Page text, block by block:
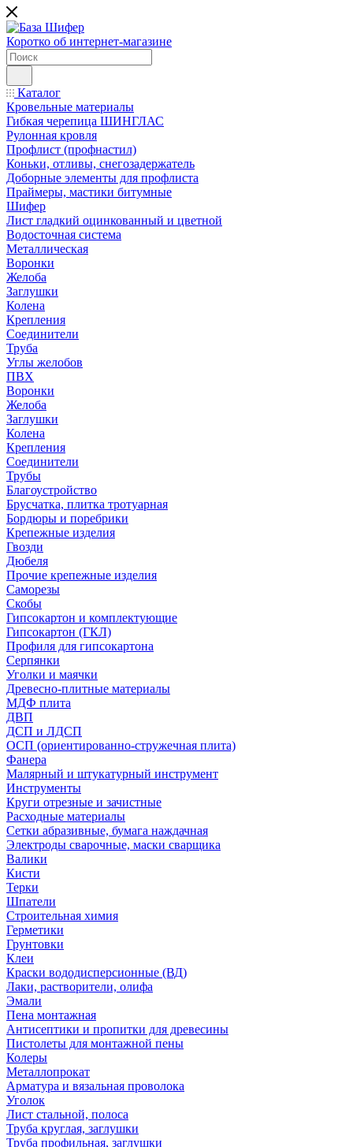
Коротко об интернет-магазине
Каталог
Кровельные материалы
Гибкая черепица ШИНГЛАС
Рулонная кровля
Профлист (профнастил)
Коньки, отливы, снегозадержатель
Доборные элементы для профлиста
Праймеры, мастики битумные
Шифер
Лист гладкий оцинкованный и цветной
Водосточная система
Металлическая
Воронки
Желоба
Заглушки
Колена
Крепления
Соединители
Труба
Углы желобов
ПВХ
Воронки
Желоба
Заглушки
Колена
Крепления
Соединители
Трубы
Благоустройство
Брусчатка, плитка тротуарная
Бордюры и поребрики
Крепежные изделия
Гвозди
Дюбеля
Прочие крепежные изделия
Саморезы
Скобы
Гипсокартон и комплектующие
Гипсокартон (ГКЛ)
Профиля для гипсокартона
Серпянки
Уголки и маячки
Древесно-плитные материалы
МДФ плита
ДВП
ДСП и ЛДСП
ОСП (ориентированно-стружечная плита)
Фанера
Малярный и штукатурный инструмент
Инструменты
Круги отрезные и зачистные
Расходные материалы
Сетки абразивные, бумага наждачная
Электроды сварочные, маски сварщика
Валики
Кисти
Терки
Шпатели
Строительная химия
Герметики
Грунтовки
Клеи
Краски вододисперсионные (ВД)
Лаки, растворители, олифа
Эмали
Пена монтажная
Антисептики и пропитки для древесины
Пистолеты для монтажной пены
Колеры
Металлопрокат
Арматура и вязальная проволока
Уголок
Лист стальной, полоса
Труба круглая, заглушки
Труба профильная, заглушки